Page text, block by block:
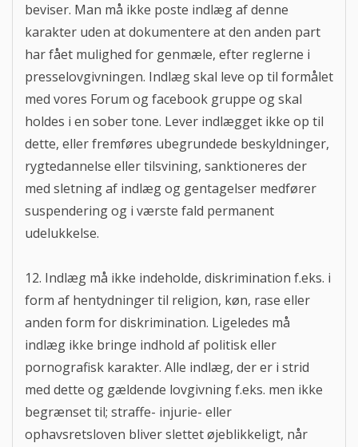
beviser. Man må ikke poste indlæg af denne
karakter uden at dokumentere at den anden part
har fået mulighed for genmæle, efter reglerne i
presselovgivningen. Indlæg skal leve op til formålet
med vores Forum og facebook gruppe og skal
holdes i en sober tone. Lever indlægget ikke op til
dette, eller fremføres ubegrundede beskyldninger,
rygtedannelse eller tilsvining, sanktioneres der
med sletning af indlæg og gentagelser medfører
suspendering og i værste fald permanent
udelukkelse.
12. Indlæg må ikke indeholde, diskrimination f.eks. i
form af hentydninger til religion, køn, rase eller
anden form for diskrimination. Ligeledes må
indlæg ikke bringe indhold af politisk eller
pornografisk karakter. Alle indlæg, der er i strid
med dette og gældende lovgivning f.eks. men ikke
begrænset til; straffe- injurie- eller
ophavsretsloven bliver slettet øjeblikkeligt, når